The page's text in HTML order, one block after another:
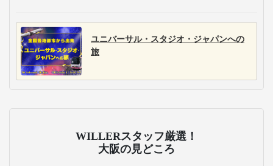
ユニバーサル・スタジオ・ジャパンへの
旅
WILLERスタッフ厳選！
大阪の見どころ